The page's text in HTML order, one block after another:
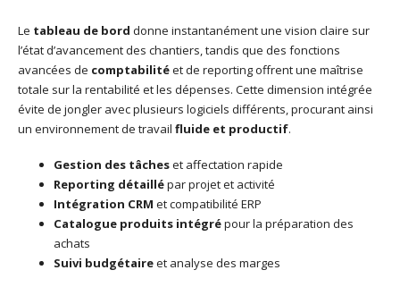
Le tableau de bord donne instantanément une vision claire sur
l’état d’avancement des chantiers, tandis que des fonctions
avancées de comptabilitéet de reporting offrent une maîtrise
totale sur la rentabilité et les dépenses. Cette dimension intégrée
évite de jongler avec plusieurs logiciels différents, procurant ainsi
un environnement de travail fluide et productif.
Gestion des tâcheset affectation rapide
Reporting détaillépar projet et activité
Intégration CRM et compatibilité ERP
Catalogue produits intégrépour la préparation des
achats
Suivi budgétaireet analyse des marges